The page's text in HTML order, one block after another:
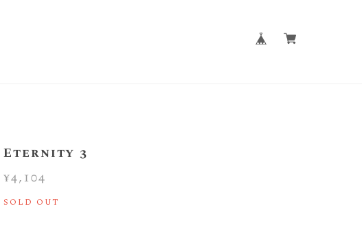
Eternity 3
¥4,104
SOLD OUT